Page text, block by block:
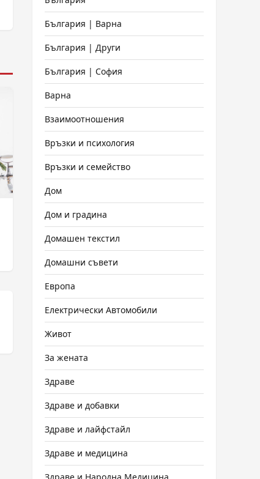
България | Варна
България | Други
България | София
Варна
Взаимоотношения
Връзки и психология
Връзки и семейство
Дом
Дом и градина
Домашен текстил
Домашни съвети
Европа
Електрически Автомобили
Живот
За жената
Здраве
Здраве и добавки
Здраве и лайфстайл
Здраве и медицина